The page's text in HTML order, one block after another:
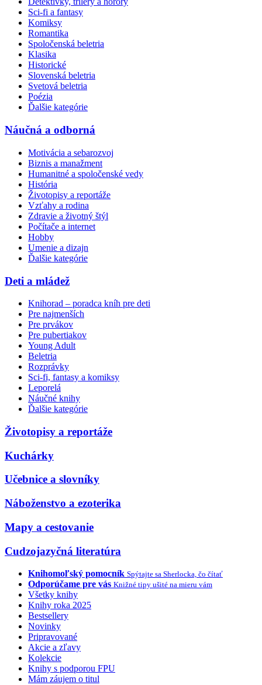
Sci-fi a fantasy
Komiksy
Romantika
Spoločenská beletria
Klasika
Historické
Slovenská beletria
Svetová beletria
Poézia
Ďalšie kategórie
Náučná a odborná
Motivácia a sebarozvoj
Biznis a manažment
Humanitné a spoločenské vedy
História
Životopisy a reportáže
Vzťahy a rodina
Zdravie a životný štýl
Počítače a internet
Hobby
Umenie a dizajn
Ďalšie kategórie
Deti a mládež
Knihorad – poradca kníh pre deti
Pre najmenších
Pre prvákov
Pre pubertiakov
Young Adult
Beletria
Rozprávky
Sci-fi, fantasy a komiksy
Leporelá
Náučné knihy
Ďalšie kategórie
Životopisy a reportáže
Kuchárky
Učebnice a slovníky
Náboženstvo a ezoterika
Mapy a cestovanie
Cudzojazyčná literatúra
Knihomoľský pomocník Spýtajte sa Sherlocka, čo čítať
Odporúčame pre vás Knižné tipy ušité na mieru vám
Všetky knihy
Knihy roka 2025
Bestsellery
Novinky
Pripravované
Akcie a zľavy
Kolekcie
Knihy s podporou FPU
Mám záujem o titul